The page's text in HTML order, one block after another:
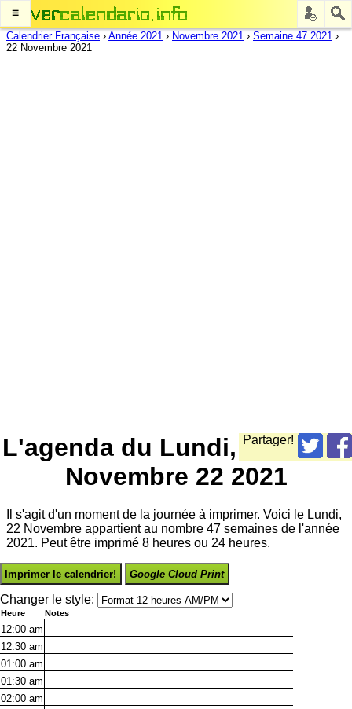
≡
Calendrier Française › Année 2021 › Novembre 2021 › Semaine 47 2021 ›
22 Novembre 2021
Partager!
L'agenda du Lundi,
Novembre 22 2021
Il s'agit d'un moment de la journée à imprimer. Voici le Lundi,
22 Novembre appartient au nombre 47 semaines de l'année
2021. Peut être imprimé 8 heures ou 24 heures.
Imprimer le calendrier! Google Cloud Print
Changer le style:
Heure Notes
12:00 am
12:30 am
01:00 am
01:30 am
02:00 am